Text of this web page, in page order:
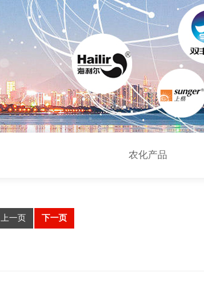
农化产品
上一页 下一页